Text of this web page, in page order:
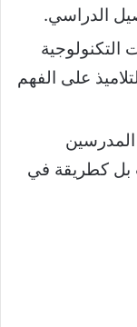
الدراسي.
على الفهم
المدرسين
بل كطريقة في